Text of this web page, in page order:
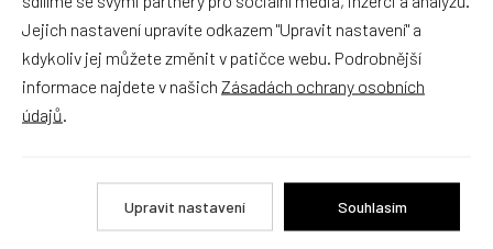
Náš sortiment dokonale známe a rádi Vám poradíme
s výběrem (Po–Pá, 10–17 hod).
Jejich nastavení upravíte odkazem "Upravit nastavení" a
kdykoliv jej můžete změnit v patičce webu. Podrobnější
informace najdete v našich Zásadách ochrany osobních
údajů
Upravit nastavení Souhlasím